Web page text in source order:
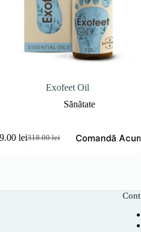
Exofeet Oil
Sănătate
318.00lei
Prețul
leiPrețul
Comandă Acum
Cont